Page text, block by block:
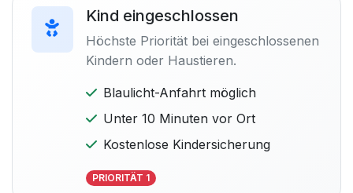
Kind eingeschlossen
Höchste Priorität bei eingeschlossenen
Kindern oder Haustieren.
Blaulicht-Anfahrt möglich
Unter 10 Minuten vor Ort
Kostenlose Kindersicherung
PRIORITÄT 1